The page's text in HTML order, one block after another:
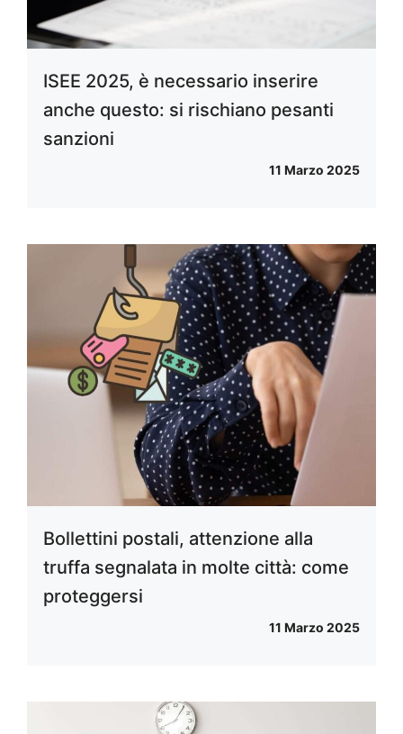
ISEE 2025, è necessario inserire
anche questo: si rischiano pesanti
sanzioni
11 Marzo 2025
Bollettini postali, attenzione alla
truffa segnalata in molte città: come
proteggersi
11 Marzo 2025